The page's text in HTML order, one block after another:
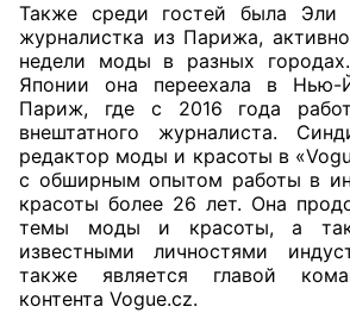
Также среди гостей была Эли
журналистка из Парижа,
недели моды в разных
Японии она переехала в
Париж, где с 2016 года
внештатного журналиста.
редактор моды и красоты в
с обширным опытом работы в
красоты более 26 лет. Она
темы моды и красоты, а
известными личностями
также является главой
контента Vogue.cz.